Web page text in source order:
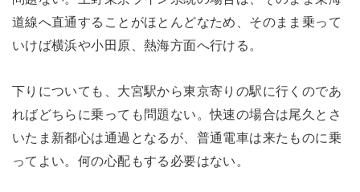
道線へ直通することがほとんどなため、そのまま乗って
いけば横浜や小田原、熱海方面へ行ける。
下りについても、大宮駅から東京寄りの駅に行くのであ
ればどちらに乗っても問題ない。快速の場合は尾久とさ
いたま新都心は通過となるが、普通電車は来たものに乗
ってよい。何の心配もする必要はない。